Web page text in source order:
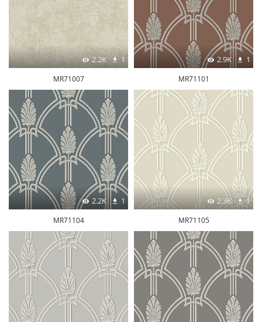
2.2K 1
MR71007
2.9K 1
MR71101
2.2K 1
MR71104
2.3K 1
MR71105